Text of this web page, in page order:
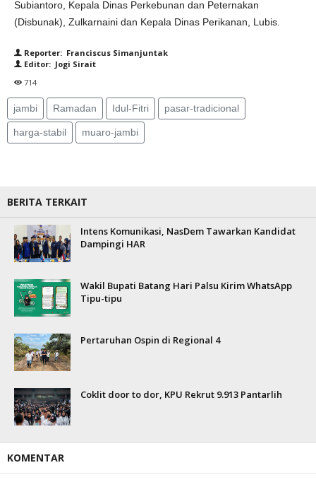
Subiantoro, Kepala Dinas Perkebunan dan Peternakan
(Disbunak), Zulkarnaini dan Kepala Dinas Perikanan, Lubis.
Reporter: Franciscus Simanjuntak
Editor: Jogi Sirait
714
jambi Ramadan Idul-Fitri pasar-tradicional
harga-stabil muaro-jambi
BERITA TERKAIT
Intens Komunikasi, NasDem Tawarkan Kandidat
Dampingi HAR
Wakil Bupati Batang Hari Palsu Kirim WhatsApp
Tipu-tipu
Pertaruhan Ospin di Regional 4
Coklit door to dor, KPU Rekrut 9.913 Pantarlih
KOMENTAR